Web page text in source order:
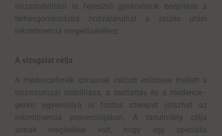
törzsstabilitást is fejlesztő
gyakorlatok beépítése a
terhesgondozásba
hozzájárulhat a
szülés utáni
inkontinencia megelőzéséhez.
A vizsgálat célja
A medencefenék izmainak célzott erősítése mellett a
törzsizomzat stabilitása, a testtartás és a medence–
gerinc egyensúlya is fontos szerepet játszhat az
inkontinencia prevenciójában. A tanulmány célja
annak megítélése volt, hogy egy speciális